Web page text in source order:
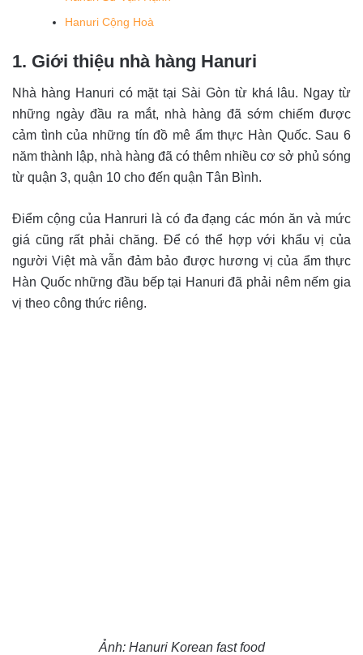
Hanuri Cộng Hoà
1. Giới thiệu nhà hàng Hanuri
Nhà hàng Hanuri có mặt tại Sài Gòn từ khá lâu. Ngay từ
những ngày đầu ra mắt, nhà hàng đã sớm chiếm được
cảm tình của những tín đồ mê ẩm thực Hàn Quốc. Sau 6
năm thành lập, nhà hàng đã có thêm nhiều cơ sở phủ sóng
từ quận 3, quận 10 cho đến quận Tân Bình.
Điểm cộng của Hanruri là có đa đạng các món ăn và mức
giá cũng rất phải chăng. Để có thể hợp với khẩu vị của
người Việt mà vẫn đảm bảo được hương vị của ẩm thực
Hàn Quốc những đầu bếp tại Hanuri đã phải nêm nếm gia
vị theo công thức riêng.
Ảnh: Hanuri Korean fast food